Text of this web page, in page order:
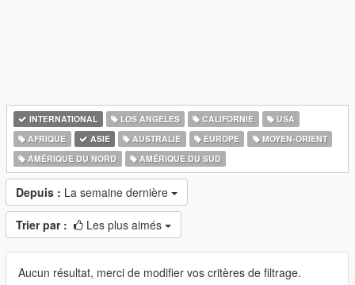
INTERNATIONAL LOS ANGELES CALIFORNIE
USA
AFRIQUE
ASIE AUSTRALIE EUROPE
MOYEN-ORIENT
AMÉRIQUE DU NORD
AMÉRIQUE DU SUD
Depuis : La semaine dernière
Trier par : Les plus aimés
Aucun résultat, merci de modifier vos critères de filtrage.